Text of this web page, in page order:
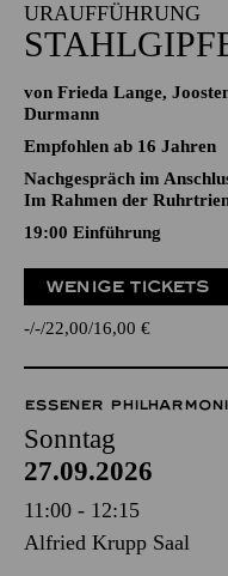
URAUFFÜHRUNG
von Frieda Lange,
Durmann
Empfohlen ab 16 Jahren
Nachgespräch im
Im Rahmen der
19:00 Einführung
WENIGE TICKETS
- - 22,00 16,00 €
ESSENER
Sonntag
27.09.2026
11:00 - 12:15
Alfried Krupp Saal